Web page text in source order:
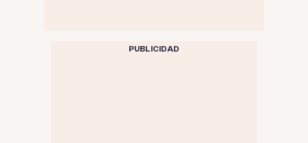
PUBLICIDAD